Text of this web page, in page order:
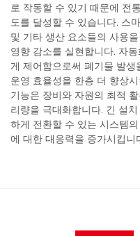
로 작동할 수 있기 때문에 전
도를 달성할 수 있습니다. 스
및 기타 생산 요소들의 사용
영향 감소를 실현합니다. 자
게 제어함으로써 폐기물 발
운영 효율성을 한층 더 향상
기능은 장비와 자원의 최적
리량을 극대화합니다. 긴 설
하게 전환할 수 있는 시스템
에 대한 대응력을 증가시킵니